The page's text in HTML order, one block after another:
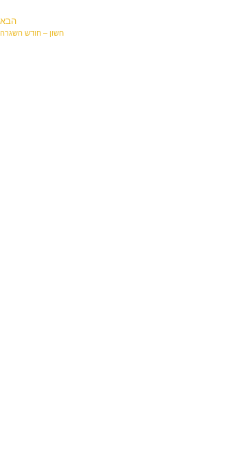
הבא
חשון – חודש השגרה